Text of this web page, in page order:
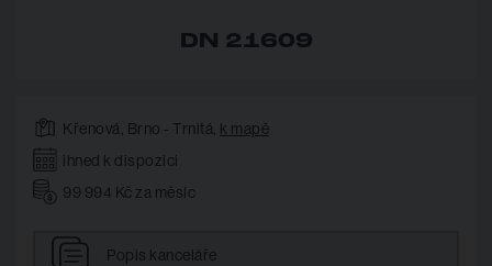
DN 21609
Křenová, Brno - Trnitá, k mapě
ihned k dispozici
99 994 Kč za měsíc
Popis kanceláře